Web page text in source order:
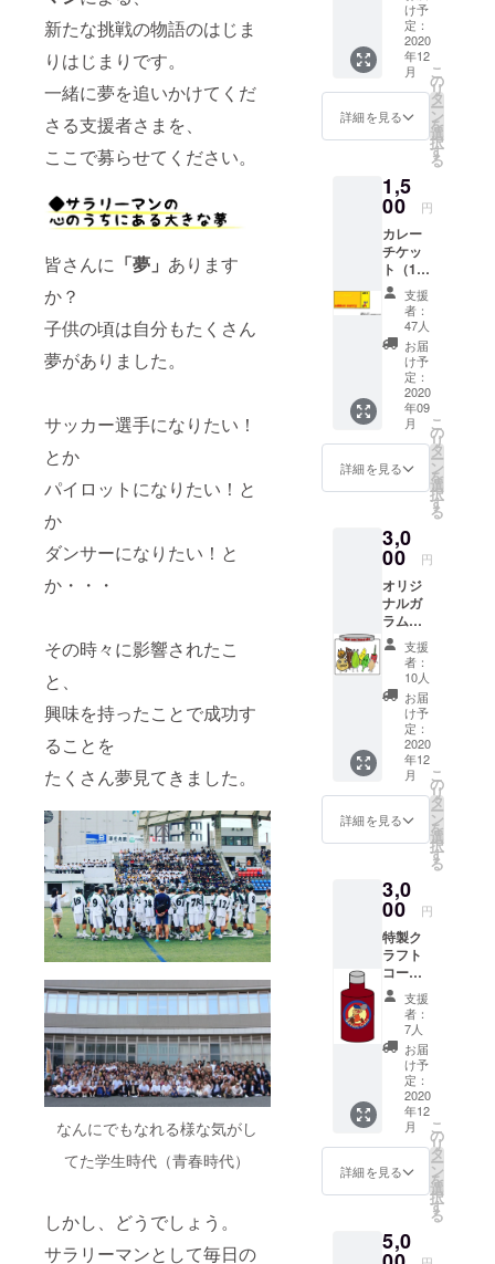
新たな挑戦の物語のはじま
りはじまりです。
一緒に夢を追いかけてくだ
さる支援者さまを、
ここで募らせてください。
皆さんに 「夢」 あります
か？
子供の頃は自分もたくさん
夢がありました。
サッカー選手になりたい！
とか
パイロットになりたい！と
か
ダンサーになりたい！と
か・・・
その時々に影響されたこ
と、
興味を持ったことで成功す
ることを
たくさん夢見てきました。
なんにでもなれる様な気がし
てた学生時代（青春時代）
しかし、どうでしょう。
サラリーマンとして毎日の
発送料
は別料
金で
す。 ※
発送方
法は
追って
メール
アドレ
連絡い
たしま
す。 ※
返品は
承りま
せんの
で、ご
了承く
ださい
ませ。
け予
定：
2020
年12
月
詳細を見る
こ
の
リ
タ
ー
ン
を
選
択
す
る
1,5
00 円
カレー
チケッ
ト（1日
分）＆
オリジ
ナルス
テッ
カー（1
枚） ※
発送料
は別料
金で
す。 ※
発送方
法は
追って,
アドレ
スにご
連絡い
たしま
す。 ※
有効期
限は9月
（土）
〜お店
の出店
がある
限り、
無期限
です。
※返品は
承りま
ださい
ませ。
支援
者：
47人
お届
け予
定：
2020
年09
月
詳細を見る
こ
の
リ
タ
ー
ン
を
選
択
す
る
3,0
00 円
オリジ
ナルガ
ラムマ
サラ＋
オリジ
ナルレ
シピ ※
発送料
は別料
金で
す。 ※
発送方
法は
追って
メール
アドレ
連絡い
たしま
す。 ※
返品は
承りま
せんの
で、ご
了承く
ださい
ませ。
支援
者：
10人
お届
け予
定：
2020
年12
月
詳細を見る
こ
の
リ
タ
ー
ン
を
選
択
す
る
3,0
00 円
特製ク
ラフト
コーラ
の素 ※
発送料
は別料
金で
す。 ※
内容量
250ml
の予定
です。
※炭酸水
で3〜4
倍に薄
召し上
がりく
支援
者：
7人
お届
け予
定：
2020
年12
月
詳細を見る
こ
の
リ
タ
ー
ン
を
選
択
す
る
5,0